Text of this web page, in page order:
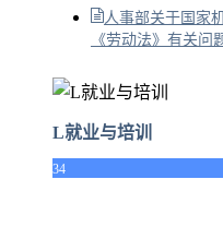
人事部关于国家
《劳动法》有关问
L就业与培训
34